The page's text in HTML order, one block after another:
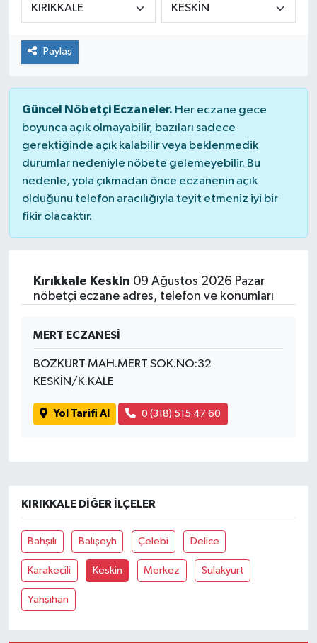
Paylaş
Güncel Nöbetçi Eczaneler. Her eczane gece
boyunca açık olmayabilir, bazıları sadece
gerektiğinde açık kalabilir veya beklenmedik
durumlar nedeniyle nöbete gelemeyebilir. Bu
nedenle, yola çıkmadan önce eczanenin açık
olduğunu telefon aracılığıyla teyit etmeniz iyi bir
fikir olacaktır.
Kırıkkale Keskin 09 Ağustos 2026 Pazar
nöbetçi eczane adres, telefon ve konumları
MERT ECZANESİ
BOZKURT MAH.MERT SOK.NO:32
KESKİN/K.KALE
Yol Tarifi Al 0 (318) 515 47 60
KIRIKKALE DIĞER İLÇELER
Bahşılı Balışeyh Çelebi Delice
Karakeçili Keskin Merkez Sulakyurt
Yahşihan
Genel
Güncel
İlim & İrfan
Kültür & Sanat
KURDÎ
Sağlık
Sağlık & Yaşam
Spor
Yaşam